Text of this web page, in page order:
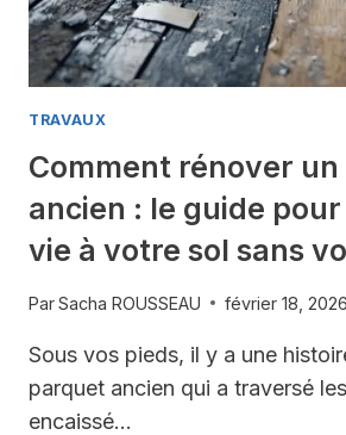
TRAVAUX
Comment rénover
ancien : le guide
vie à votre sol sans
ParSacha ROUSSEAU février 18, 2026
Sous vos pieds, il y a une
parquet ancien qui a traversé
encaissé…